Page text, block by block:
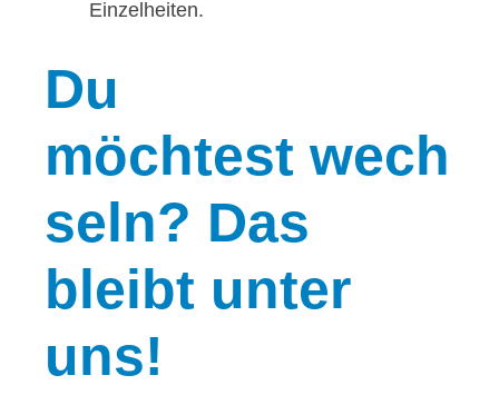
Einzelheiten.
Du
möchtest wech
seln? Das
bleibt unter
uns!